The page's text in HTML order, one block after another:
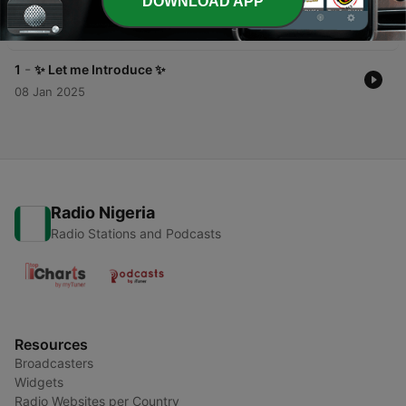
Pleasing
27 Jan 2025
1 - ✨ Let me Introduce ✨
08 Jan 2025
Radio Nigeria
Radio Stations and Podcasts
Resources
Broadcasters
Widgets
Radio Websites per Country